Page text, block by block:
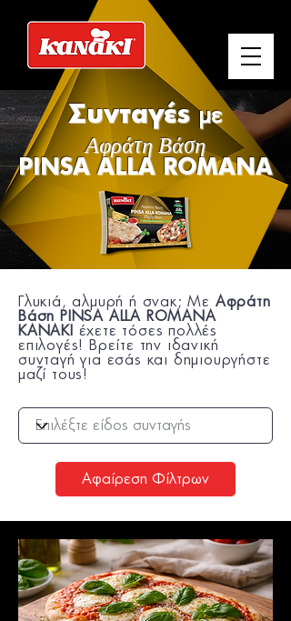
Αφράτη Βάση
PINSA ALLA ROMANA
Συνταγέςμε
Γλυκιά, αλμυρή ή σνακ; Με Αφράτη
Βάση PINSA ALLA ROMANA
KANAKI
έχετε τόσες πολλές
επιλογές!
Βρείτε την ιδανική
συνταγή για εσάς και δημιουργήστε
μαζί τους!
Αφαίρεση Φίλτρων